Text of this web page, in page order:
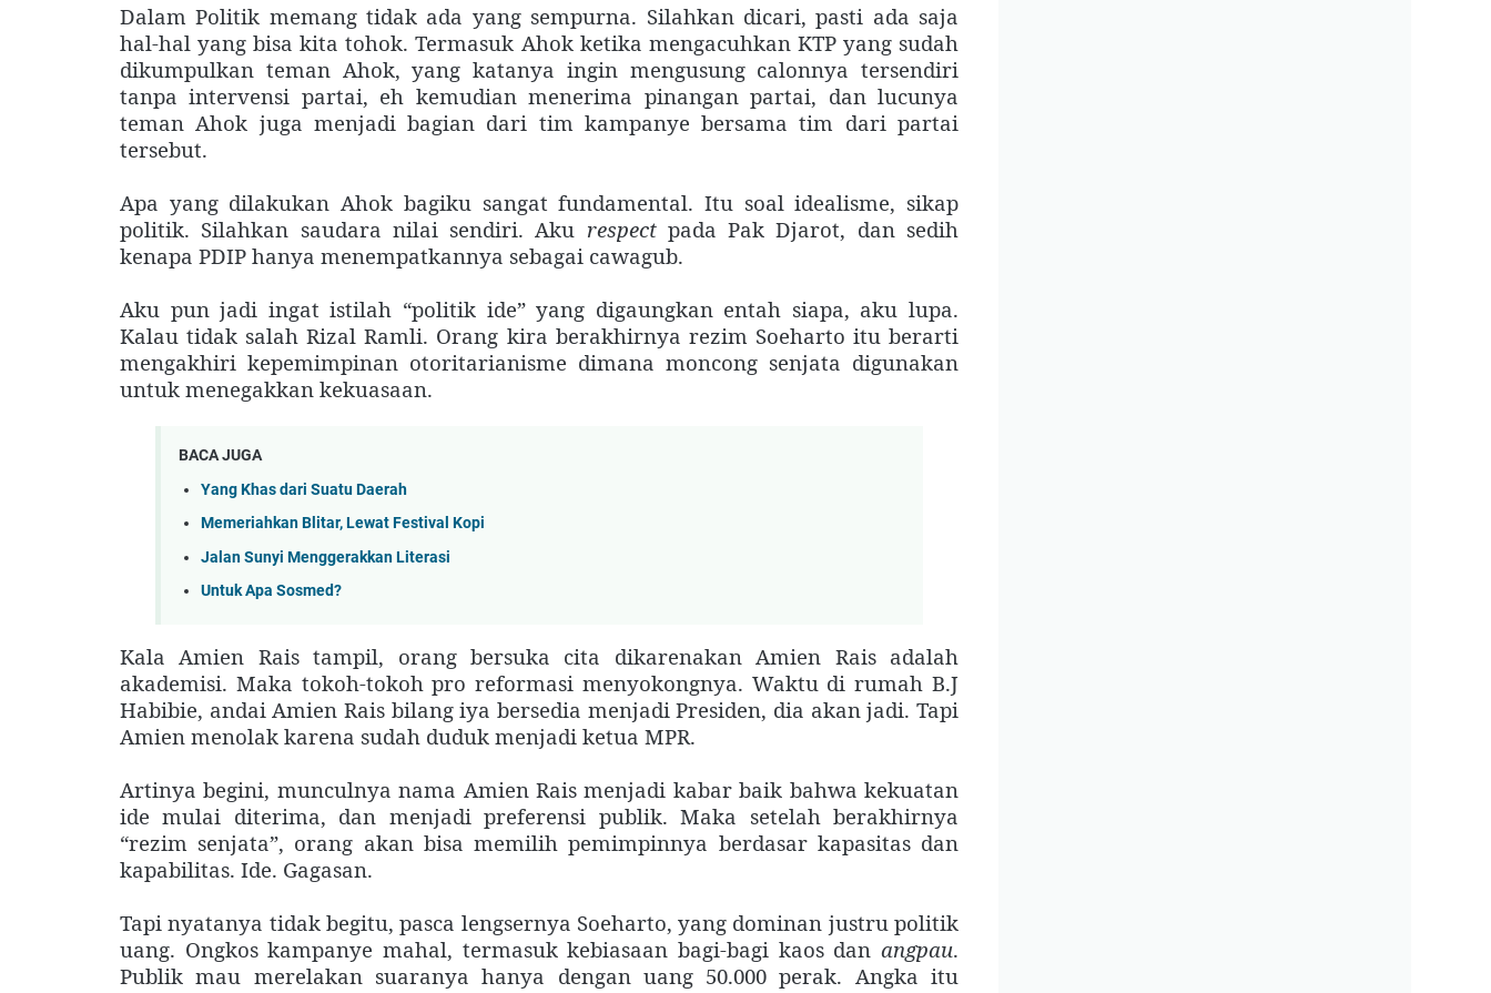
Dalam Politik memang tidak ada yang sempurna. Silahkan dicari, pasti ada saja
hal-hal yang bisa kita tohok. Termasuk Ahok ketika mengacuhkan KTP yang sudah
dikumpulkan teman Ahok, yang katanya ingin mengusung calonnya tersendiri
tanpa intervensi partai, eh kemudian menerima pinangan partai, dan lucunya
teman Ahok juga menjadi bagian dari tim kampanye bersama tim dari partai
tersebut.
Apa yang dilakukan Ahok bagiku sangat fundamental. Itu soal idealisme, sikap
politik. Silahkan saudara nilai sendiri. Aku respectpada Pak Djarot, dan sedih
kenapa PDIP hanya menempatkannya sebagai cawagub.
Aku pun jadi ingat istilah “politik ide” yang digaungkan entah siapa, aku lupa.
Kalau tidak salah Rizal Ramli. Orang kira berakhirnya rezim Soeharto itu berarti
mengakhiri kepemimpinan otoritarianisme dimana moncong senjata digunakan
untuk menegakkan kekuasaan.
BACA JUGA
Yang Khas dari Suatu Daerah
Memeriahkan Blitar, Lewat Festival Kopi
Jalan Sunyi Menggerakkan Literasi
Untuk Apa Sosmed?
Kala Amien Rais tampil, orang bersuka cita dikarenakan Amien Rais adalah
akademisi. Maka tokoh-tokoh pro reformasi menyokongnya. Waktu di rumah B.J
Habibie, andai Amien Rais bilang iya bersedia menjadi Presiden, dia akan jadi. Tapi
Amien menolak karena sudah duduk menjadi ketua MPR.
Artinya begini, munculnya nama Amien Rais menjadi kabar baik bahwa kekuatan
ide mulai diterima, dan menjadi preferensi publik. Maka setelah berakhirnya
“rezim senjata”, orang akan bisa memilih pemimpinnya berdasar kapasitas dan
kapabilitas. Ide. Gagasan.
Tapi nyatanya tidak begitu, pasca lengsernya Soeharto, yang dominan justru politik
uang. Ongkos kampanye mahal, termasuk kebiasaan bagi-bagi kaos dan angpau.
Publik mau merelakan suaranya hanya dengan uang 50.000 perak. Angka itu